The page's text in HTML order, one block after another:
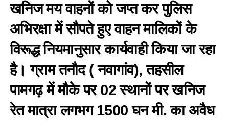
खनिज मय वाहनों को जप्त कर पुलिस
अभिरक्षा में सौपते हुए वाहन मालिकों के
विरूद्ध नियमानुसार कार्यवाही किया जा रहा
है। ग्राम तनौद ( नवागांव), तहसील
पामगढ़ में मौके पर 02 स्थानों पर खनिज
रेत मात्रा लगभग 1500 घन मी. का अवैध